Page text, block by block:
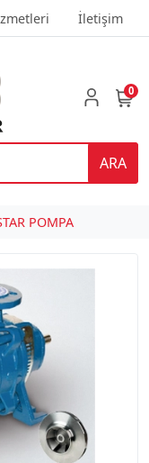
İletişim
ARA
0
POMPA